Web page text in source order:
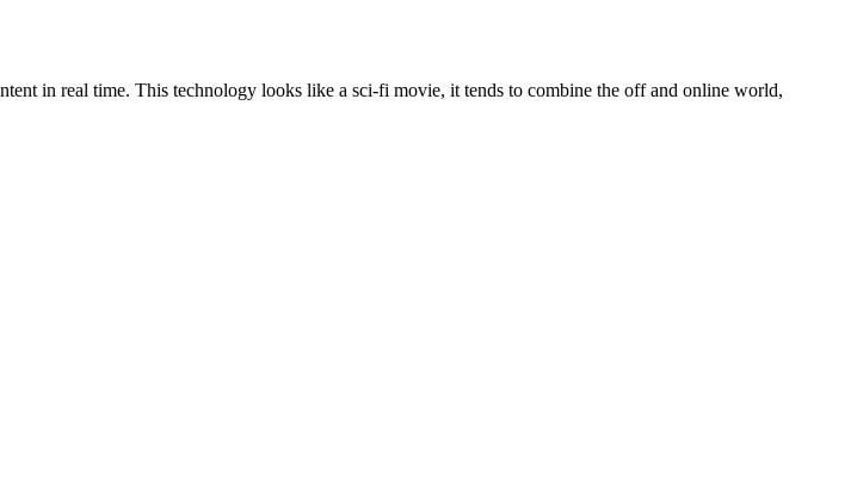
in real time. This technology looks like a sci-fi movie, it tends to combine the off and online world,